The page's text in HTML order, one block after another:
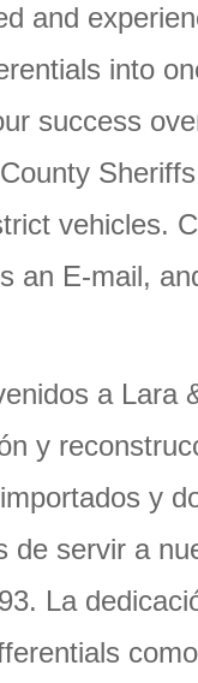
and
into
success
vehicles.
an E-mail,
a Lara
y
y
de servir a
La